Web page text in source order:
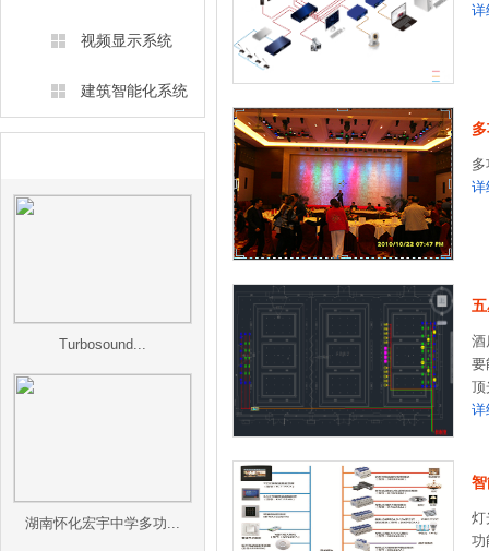
视频显示系统
建筑智能化系统
Turbosound...
湖南怀化宏宇中学多功...
详
详
酒
要
顶
详
灯
功